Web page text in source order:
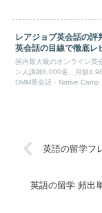
レアジョブ英会話の評
英会話の目線で徹底レ
国内最大級のオンライン英
ン人講師6,000名、月額
DMM英会話・Native Camp
英語の留学フ
英語の留学 頻出